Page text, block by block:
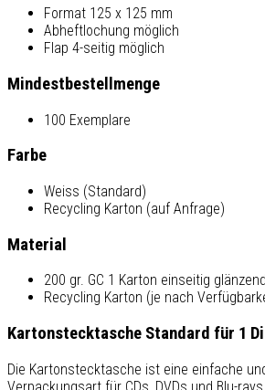
Format 125 x 125 mm
Abheftlochung möglich
Flap 4-seitig möglich
Mindestbestellmenge
100 Exemplare
Farbe
Weiss (Standard)
Recycling Karton (auf Anfrage)
Material
200 gr. GC 1 Karton einseitig
Recycling Karton (je nach
Kartonstecktasche Standard für 1
Die Kartonstecktasche ist eine einfache